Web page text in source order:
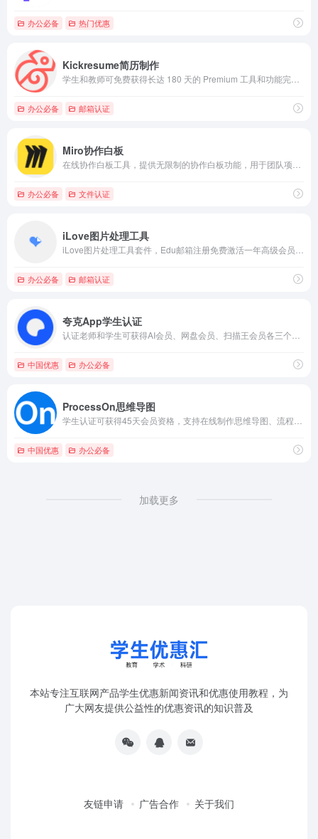
办公必备 热门优惠
Kickresume简历制作
办公必备 邮箱认证
Miro协作白板
办公必备 文件认证
iLove图片处理工具
办公必备 邮箱认证
夸克App学生认证
中国优惠 办公必备
ProcessOn思维导图
中国优惠 办公必备
加载更多
本站专注互联网产品学生优惠新闻资讯和优惠使用教程，为
广大网友提供公益性的优惠资讯的知识普及
友链申请 广告合作 关于我们